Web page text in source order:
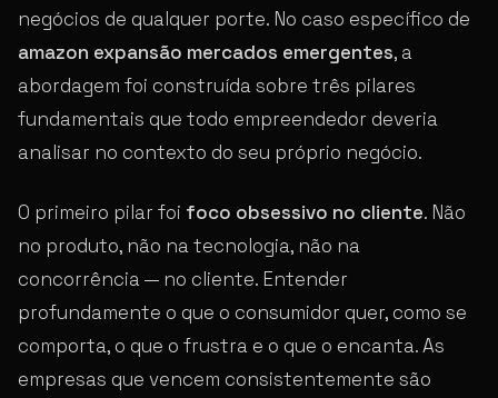
negócios de qualquer porte. No caso específico de
amazon expansão mercados emergentes, a
abordagem foi construída sobre três pilares
fundamentais que todo empreendedor deveria
analisar no contexto do seu próprio negócio.
O primeiro pilar foi foco obsessivo no cliente. Não
no produto, não na tecnologia, não na
concorrência — no cliente. Entender
profundamente o que o consumidor quer, como se
comporta, o que o frustra e o que o encanta. As
empresas que vencem consistentemente são